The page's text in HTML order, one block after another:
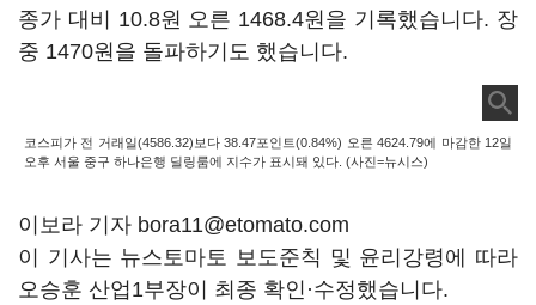
종가 대비 10.8원 오른 1468.4원을 기록했습니다. 장
중 1470원을 돌파하기도 했습니다.
코스피가 전 거래일(4586.32)보다 38.47포인트(0.84%) 오른 4624.79에 마감한 12일
오후 서울 중구 하나은행 딜링룸에 지수가 표시돼 있다. (사진=뉴시스)
이보라 기자 bora11@etomato.com
이 기사는 뉴스토마토 보도준칙 및 윤리강령에 따라
오승훈 산업1부장이 최종 확인·수정했습니다.